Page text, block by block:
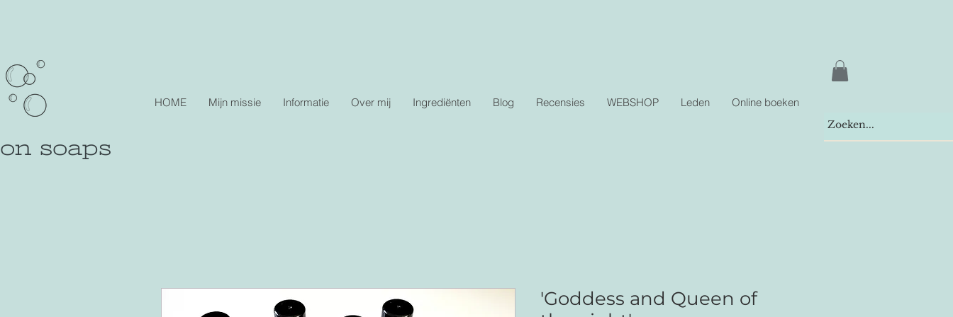
soaps
HOME Mijn missie Informatie Over mij Ingrediënten Blog Recensies WEBSHOP Leden Online boeken
'Goddess and Queen of